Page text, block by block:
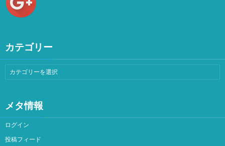
カテゴリー
メタ情報
ログイン
投稿フィード